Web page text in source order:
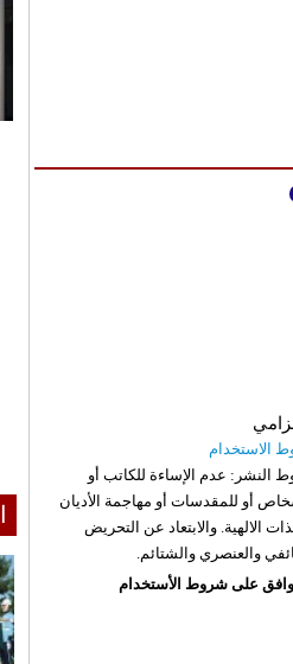
الاستخدام
النشر: عدم الإساءة للكاتب أو
أو للمقدسات أو مهاجمة الأديان
الالهية. والابتعاد عن التحريض
والعنصري والشتائم.
اُوافق على شروط الأستخدام